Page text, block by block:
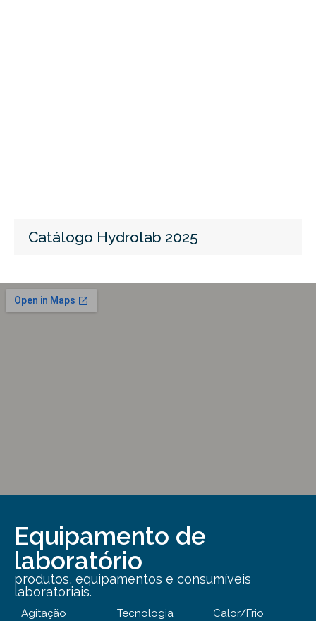
Catálogo Hydrolab 2025
Equipamento de
laboratório
produtos, equipamentos e consumíveis
laboratoriais.
Agitação
Tecnologia
Calor/Frio